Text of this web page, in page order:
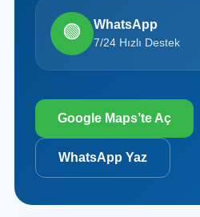
🟢 WhatsApp
7/24 Hızlı Destek
Google Maps’te Aç
WhatsApp Yaz